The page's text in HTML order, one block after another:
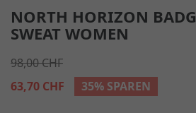
NORTH HORIZON
SWEAT WOMEN
98,00 CHF
63,70 CHF
35% SPAREN